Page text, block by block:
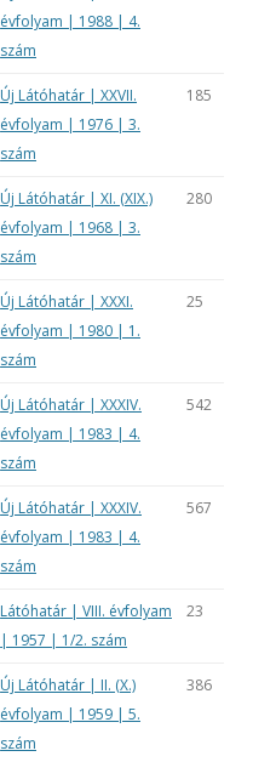
évfolyam | 1988 | 4.
szám
Új Látóhatár | XXVII.
évfolyam | 1976 | 3.
szám
185
Új Látóhatár | XI. (XIX.)
évfolyam | 1968 | 3.
szám
280
Új Látóhatár | XXXI.
évfolyam | 1980 | 1.
szám
25
Új Látóhatár | XXXIV.
évfolyam | 1983 | 4.
szám
542
Új Látóhatár | XXXIV.
évfolyam | 1983 | 4.
szám
567
Látóhatár | VIII. évfolyam
| 1957 | 1/2. szám
23
Új Látóhatár | II. (X.)
évfolyam | 1959 | 5.
szám
386